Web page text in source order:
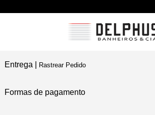
Entrega | Rastrear Pedido
Formas de pagamento